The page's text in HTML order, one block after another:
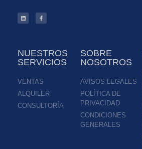
NUESTROS
SERVICIOS
VENTAS
ALQUILER
CONSULTORÍA
SOBRE
NOSOTROS
AVISOS LEGALES
POLÍTICA DE
PRIVACIDAD
CONDICIONES
GENERALES